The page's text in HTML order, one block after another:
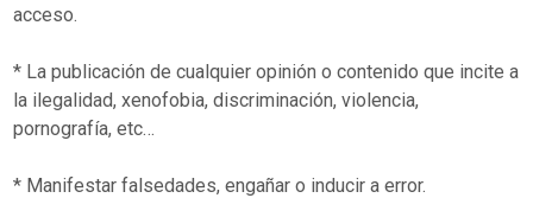
acceso.
* La publicación de cualquier opinión o contenido que incite a
la ilegalidad, xenofobia, discriminación, violencia,
pornografía, etc…
* Manifestar falsedades, engañar o inducir a error.